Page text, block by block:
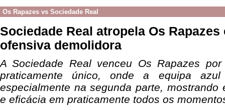
Os Rapazes vs Sociedade Real
Sociedade Real atropela Os
ofensiva demolidora
A Sociedade Real venceu Os Rapazes
praticamente único, onde a equipa azul
especialmente na segunda parte, mostrando
e eficácia em praticamente todos os